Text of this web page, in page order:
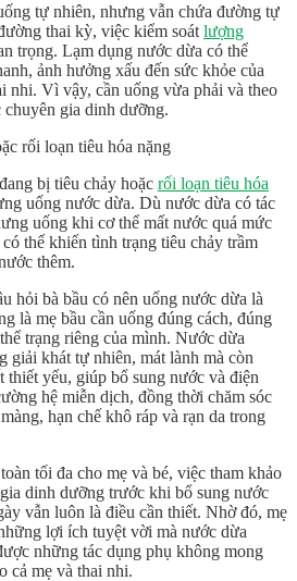
tự nhiên, nhưng vẫn chứa đường tự
thai kỳ, việc kiểm soát lượng
trọng. Lạm dụng nước dừa có thể
ảnh hưởng xấu đến sức khỏe của
nhi. Vì vậy, cần uống vừa phải và theo
chuyên gia dinh dưỡng.
rối loạn tiêu hóa nặng
bị tiêu chảy hoặc rối loạn tiêu hóa
uống nước dừa. Dù nước dừa có tác
uống khi cơ thể mất nước quá mức
thể khiến tình trạng tiêu chảy trầm
thêm.
hỏi bà bầu có nên uống nước dừa là
là mẹ bầu cần uống đúng cách, đúng
trạng riêng của mình. Nước dừa
giải khát tự nhiên, mát lành mà còn
thiết yếu, giúp bổ sung nước và điện
hệ miễn dịch, đồng thời chăm sóc
hạn chế khô ráp và rạn da trong
tối đa cho mẹ và bé, việc tham khảo
dinh dưỡng trước khi bổ sung nước
vẫn luôn là điều cần thiết. Nhờ đó, mẹ
lợi ích tuyệt vời mà nước dừa
những tác dụng phụ không mong
cả mẹ và thai nhi.